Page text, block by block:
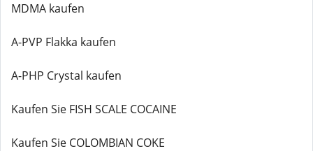
MDMA kaufen
A-PVP Flakka kaufen
A-PHP Crystal kaufen
Kaufen Sie FISH SCALE COCAINE
Kaufen Sie COLOMBIAN COKE